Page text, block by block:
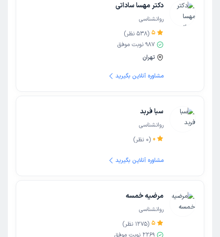
دکتر مهسا ساداتی
روانشناسی
5
(
538 نظر)
987 نوبت موفق
تهران
مشاوره آنلاین بگیرید
سبا فربد
روانشناسی
0
(
0 نظر)
مشاوره آنلاین بگیرید
مرضیه خمسه
روانشناسی
5
(
1275 نظر)
2269 نوبت موفق